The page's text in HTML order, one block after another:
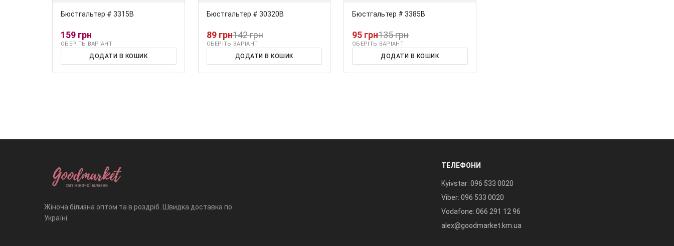
Бюстгальтер # 3315В
159 грн
ОБЕРІТЬ ВАРІАНТ
ДОДАТИ В КОШИК
Бюстгальтер # 30320В
89 грн142 грн
ОБЕРІТЬ ВАРІАНТ
ДОДАТИ В КОШИК
Бюстгальтер # 3385В
95 грн135 грн
ОБЕРІТЬ ВАРІАНТ
ДОДАТИ В КОШИК
Жіноча білизна оптом та в роздріб. Швидка доставка по
Україні.
ТЕЛЕФОНИ
Kyivstar: 096 533 0020
Viber: 096 533 0020
Vodafone: 066 291 12 96
alex@goodmarket.km.ua